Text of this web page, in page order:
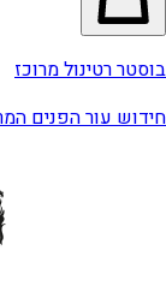
בוסטר רטינול מרוכז
חידוש עור הפנים